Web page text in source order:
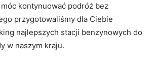
kontynuować podróż bez
przygotowaliśmy dla Ciebie
najlepszych stacji benzynowych do
w naszym kraju.